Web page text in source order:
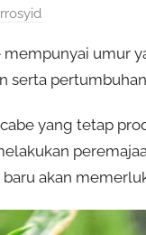
umur
serta
yang tetap
akan